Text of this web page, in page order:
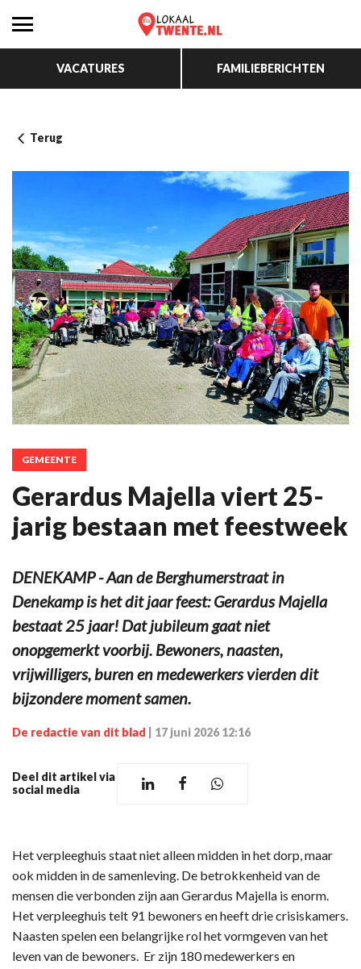
VACATURES FAMILIEBERICHTEN
Terug
GEMEENTE
Gerardus Majella viert 25-
jarig bestaan met feestweek
DENEKAMP - Aan de Berghumerstraat in
Denekamp is het dit jaar feest: Gerardus Majella
bestaat 25 jaar! Dat jubileum gaat niet
onopgemerkt voorbij. Bewoners, naasten,
vrijwilligers, buren en medewerkers vierden dit
bijzondere moment samen.
De redactie van dit blad 17 juni 2026 12:16
Deel dit artikel via
social media
Het verpleeghuis staat niet alleen midden in het dorp, maar
ook midden in de samenleving. De betrokkenheid van de
mensen die verbonden zijn aan Gerardus Majella is enorm.
Het verpleeghuis telt 91 bewoners en heeft drie crisiskamers.
Naasten spelen een belangrijke rol het vormgeven van het
leven van de bewoners. Er zijn 180 medewerkers en